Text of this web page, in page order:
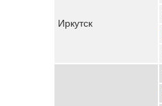
Иркутск